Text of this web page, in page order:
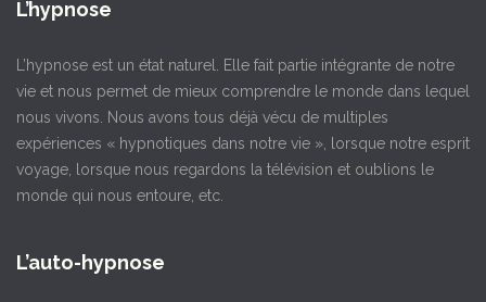
L’hypnose
L’hypnose est un état naturel. Elle fait partie intégrante de notre
vie et nous permet de mieux comprendre le monde dans lequel
nous vivons. Nous avons tous déjà vécu de multiples
expériences « hypnotiques dans notre vie », lorsque notre esprit
voyage, lorsque nous regardons la télévision et oublions le
monde qui nous entoure, etc.
L’auto-hypnose